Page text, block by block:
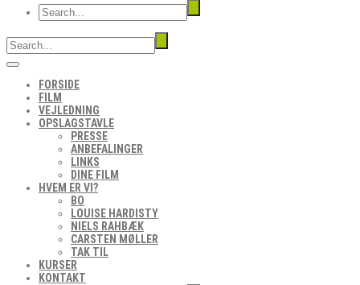
FORSIDE
FILM
VEJLEDNING
OPSLAGSTAVLE
PRESSE
ANBEFALINGER
LINKS
DINE FILM
HVEM ER VI?
BO
LOUISE HARDISTY
NIELS RAHBÆK
CARSTEN MØLLER
TAK TIL
KURSER
KONTAKT